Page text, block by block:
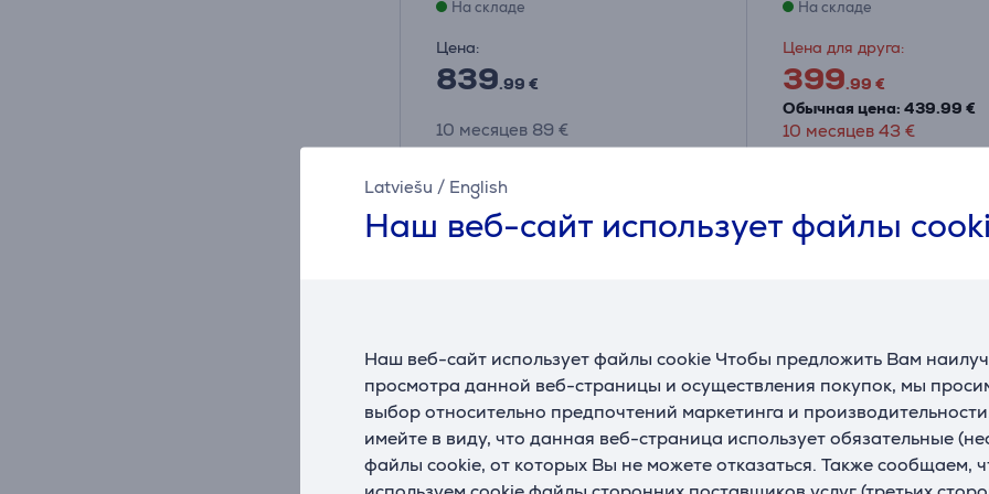
Latviešu / English
Наш веб-сайт использует файлы
Наш веб-сайт использует файлы cookie Чтобы предложить Вам
просмотра данной веб-страницы и осуществления покупок, мы
выбор относительно предпочтений маркетинга и
имейте в виду, что данная веб-страница использует обязательные
файлы cookie, от которых Вы не можете отказаться. Также сообщаем,
На складе
Цена:
839.99 €
10 месяцев 89 €
На складе
Цена для друга:
399.99 €
Обычная цена: 439.99 €
10 месяцев 43 €
D
D
A
G
A
A
A
G